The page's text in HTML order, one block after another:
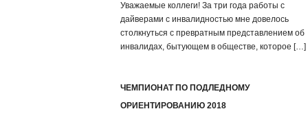
Уважаемые коллеги! За три года работы с
дайверами с инвалидностью мне довелось
столкнуться с превратным представлением об
инвалидах, бытующем в обществе, которое […]
ЧЕМПИОНАТ ПО ПОДЛЕДНОМУ
ОРИЕНТИРОВАНИЮ 2018